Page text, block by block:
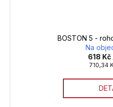
BOSTON 5 -
Na
618 Kč
Měrná
710,34